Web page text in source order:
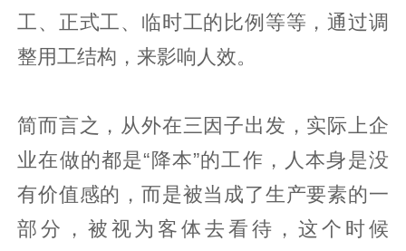
工、正式工、临时工的比例等等，通过调
整用工结构，来影响人效。
简而言之，从外在三因子出发，实际上企
业在做的都是“降本”的工作，人本身是没
有价值感的，而是被当成了生产要素的一
部分，被视为客体去看待，这个时候